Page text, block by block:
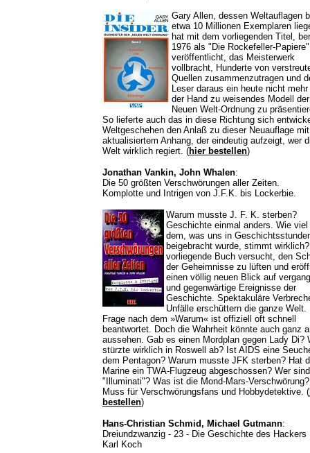
Gary Allen, dessen Weltauflagen
etwa 10 Millionen Exemplaren
hat mit dem vorliegenden Titel,
1976 als "Die Rockefeller-Papiere"
veröffentlicht, das Meisterwerk
vollbracht, Hunderte von
Quellen zusammenzutragen und
Leser daraus ein heute nicht
der Hand zu weisendes Modell der
Neuen Welt-Ordnung zu
So lieferte auch das in diese Richtung sich
Weltgeschehen den Anlaß zu dieser Neuauflage mit
aktualisiertem Anhang, der eindeutig aufzeigt, wer
Welt wirklich regiert. (hier bestellen)
Jonathan Vankin, John Whalen:
Die 50 größten Verschwörungen aller Zeiten.
Komplotte und Intrigen von J.F.K. bis Lockerbie.
Warum musste J. F. K. sterben?
Geschichte einmal anders. Wie viel
dem, was uns in
beigebracht wurde, stimmt
vorliegende Buch versucht, den
der Geheimnisse zu lüften und
einen völlig neuen Blick auf
und gegenwärtige Ereignisse der
Geschichte. Spektakuläre
Unfälle erschüttern die ganze Welt.
Frage nach dem »Warum« ist offiziell oft schnell
beantwortet. Doch die Wahrheit könnte auch ganz
aussehen. Gab es einen Mordplan gegen Lady Di?
stürzte wirklich in Roswell ab? Ist AIDS eine
dem Pentagon? Warum musste JFK sterben? Hat
Marine ein TWA-Flugzeug abgeschossen? Wer
"Illuminati"? Was ist die Mond-Mars-
Muss für Verschwörungsfans und Hobbydetektive. (
bestellen)
Hans-Christian Schmid, Michael Gutmann:
Dreiundzwanzig - 23 - Die Geschichte des Hackers
Karl Koch